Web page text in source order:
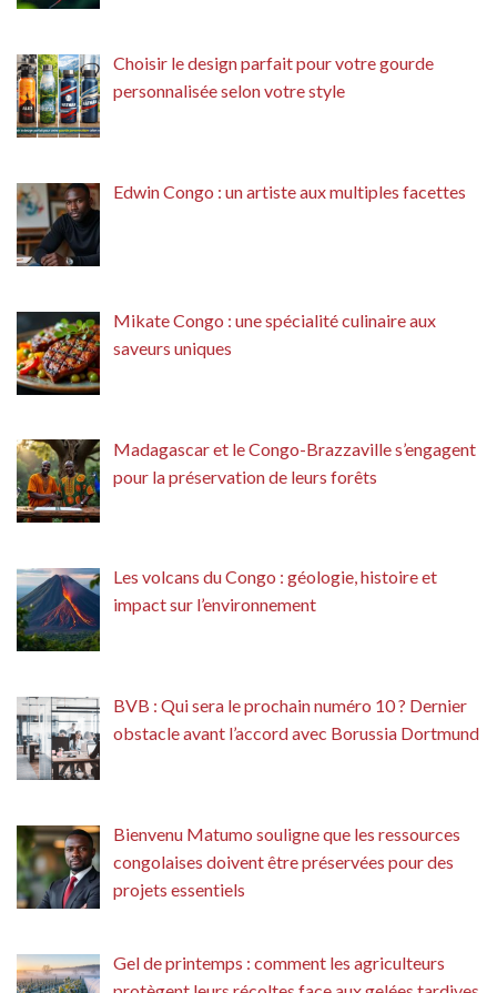
Choisir le design parfait pour votre gourde
personnalisée selon votre style
Edwin Congo : un artiste aux multiples facettes
Mikate Congo : une spécialité culinaire aux
saveurs uniques
Madagascar et le Congo-Brazzaville s’engagent
pour la préservation de leurs forêts
Les volcans du Congo : géologie, histoire et
impact sur l’environnement
BVB : Qui sera le prochain numéro 10 ? Dernier
obstacle avant l’accord avec Borussia Dortmund
Bienvenu Matumo souligne que les ressources
congolaises doivent être préservées pour des
projets essentiels
Gel de printemps : comment les agriculteurs